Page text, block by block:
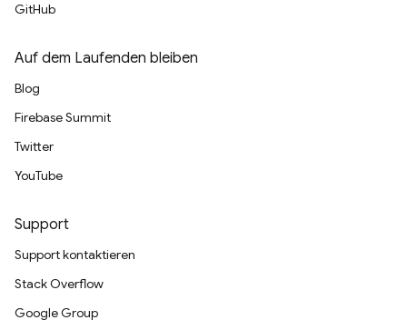
GitHub
Auf dem Laufenden bleiben
Blog
Firebase Summit
Twitter
YouTube
Support
Support kontaktieren
Stack Overflow
Google Group